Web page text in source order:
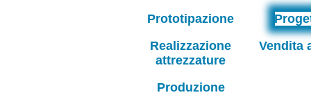
Prototipazione
Realizzazione
attrezzature
Produzione
Vendita